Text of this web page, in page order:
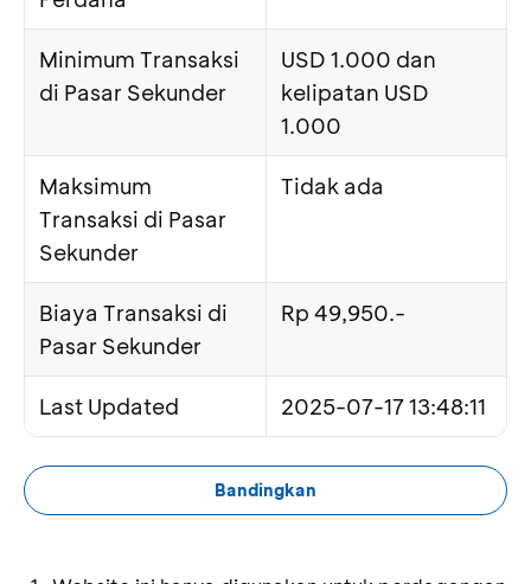
Minimum Transaksi
di Pasar Sekunder
USD 1.000 dan
kelipatan USD
1.000
Maksimum
Transaksi di Pasar
Sekunder
Tidak ada
Biaya Transaksi di
Pasar Sekunder
Rp 49,950.-
Last Updated 2025-07-17 13:48:11
Bandingkan